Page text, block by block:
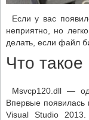
Если у вас
неприятно, но
делать, если файл
Что
Msvcp120.dll —
Впервые появилась
Visual Studio 2013.